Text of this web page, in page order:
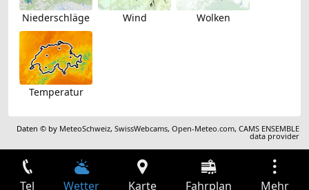
Niederschläge Wind Wolken
Temperatur
Daten © by MeteoSchweiz,SwissWebcams,Open-Meteo.com,CAMS ENSEMBLE
data provider
Tel Wetter Karte Fahrplan Mehr